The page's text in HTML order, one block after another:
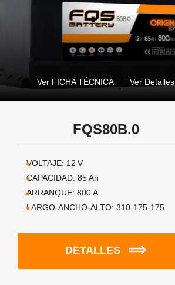
Ver FICHA TÉCNICA Ver Detalles
FQS80B.0
VOLTAJE: 12 V
CAPACIDAD: 85Ah
ARRANQUE: 800A
LARGO-ANCHO-ALTO: 310-175-175
DETALLES